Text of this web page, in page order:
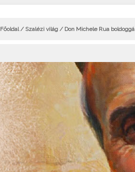
Főoldal/ Szalézi világ / Don Michele Rua